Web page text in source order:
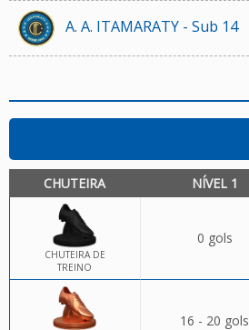
A. A. ITAMARATY - Sub 14
CHUTEIRA NÍVEL 1
CHUTEIRA DE
TREINO
0 gols
16 - 20 gols